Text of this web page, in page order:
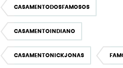
CASAMENTODOSFAMOSOS
CASAMENTOINDIANO
CASAMENTONICKJONAS